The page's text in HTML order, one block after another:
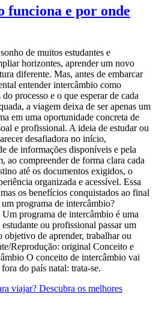
funciona e por onde
de muitos estudantes e
horizontes, aprender um novo
diferente. Mas, antes de embarcar
entender intercâmbio como
processo e o que esperar de cada
a viagem deixa de ser apenas um
em uma oportunidade concreta de
e profissional. A ideia de estudar ou
desafiadora no início,
de informações disponíveis e pela
ao compreender de forma clara cada
até os documentos exigidos, o
organizada e acessível. Essa
os benefícios conquistados ao final
programa de intercâmbio?
programa de intercâmbio é uma
ou profissional passar um
de aprender, trabalhar ou
Reprodução: original Conceito e
O conceito de intercâmbio vai
do país natal: trata-se.